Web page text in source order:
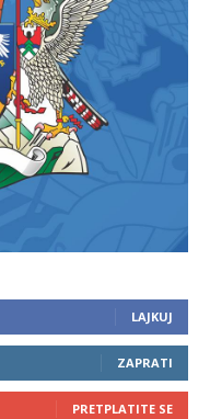
LAJKUJ
ZAPRATI
PRETPLATITE SE